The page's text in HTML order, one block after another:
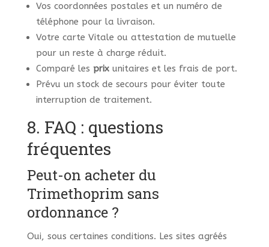
Vos coordonnées postales et un numéro de
téléphone pour la livraison.
Votre carte Vitale ou attestation de mutuelle
pour un reste à charge réduit.
Comparé les prixunitaires et les frais de port.
Prévu un stock de secours pour éviter toute
interruption de traitement.
8. FAQ : questions
fréquentes
Peut-on acheter du
Trimethoprim sans
ordonnance ?
Oui, sous certaines conditions. Les sites agréés